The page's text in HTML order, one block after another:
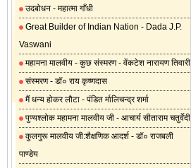
उदबोधन - महात्मा गाँधी
Great Builder of Indian Nation - Dada J.P.
Vaswani
महामना मालवीय - कुछ संस्मरण - वेंकटेश नारायण तिवारी
संस्मरण - डॉ० राय कृष्णदास
मैं धन्य होकर लौटा - पंडित र्मालिचन्द्र शर्मा
पुण्यश्लोक महामना मालवीय जी - आचार्य सीताराम चतुर्वेदी
कुलगुरू मालवीय जी:शैक्षणिक आदर्श - डॉ० राजबली
पाण्डेय